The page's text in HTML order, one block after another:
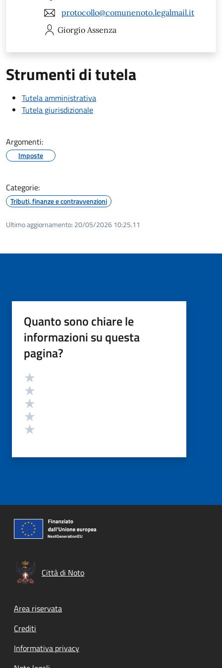
protocollo@comunenoto.legalmail.it
Giorgio Assenza
Strumenti di tutela
Tutela amministrativa
Tutela giurisdizionale
Argomenti:
Imposte
Categorie:
Tributi, finanze e contravvenzioni
Ultimo aggiornamento: 20/05/2026 10:25.11
Quanto sono chiare le
informazioni su questa
pagina?
Valutazione
Città di Noto
Footer menu
Area riservata
Crediti
Informativa privacy